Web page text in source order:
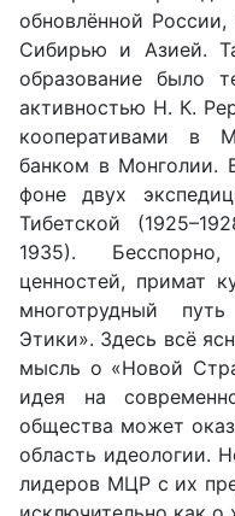
обновлённой
Сибирью и Азией.
образование было
активностью Н. К.
кооперативами в
банком в Монголии.
фоне двух
Тибетской
1935).
ценностей, примат
многотрудный
Этики». Здесь всё
мысль о «Новой
идея на
общества может
область идеологии.
лидеров МЦР с их